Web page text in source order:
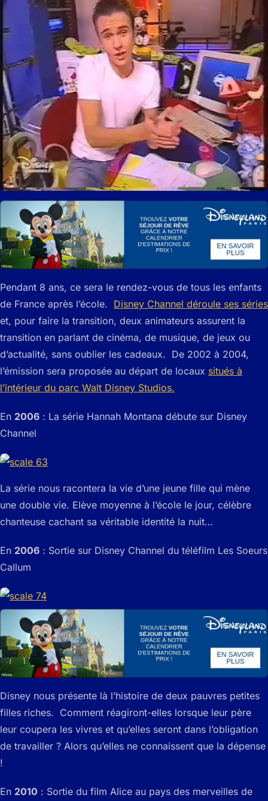
Pendant 8 ans, ce sera le rendez-vous de tous les enfants
de France après l’école. Disney Channel déroule ses séries
et, pour faire la transition, deux animateurs assurent la
transition en parlant de cinéma, de musique, de jeux ou
d’actualité, sans oublier les cadeaux. De 2002 à 2004,
l’émission sera proposée au départ de locaux situés à
l’intérieur du parc Walt Disney Studios.
En 2006 : La série Hannah Montana débute sur Disney
Channel
La série nous racontera la vie d’une jeune fille qui mène
une double vie. Elève moyenne à l’école le jour, célèbre
chanteuse cachant sa véritable identité la nuit…
En 2006 : Sortie sur Disney Channel du téléfilm Les Soeurs
Callum
Disney nous présente là l’histoire de deux pauvres petites
filles riches. Comment réagiront-elles lorsque leur père
leur coupera les vivres et qu’elles seront dans l’obligation
de travailler ? Alors qu’elles ne connaissent que la dépense
!
En 2010 : Sortie du film Alice au pays des merveilles de